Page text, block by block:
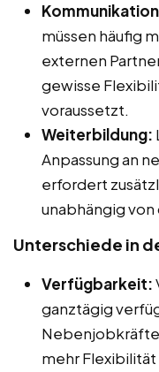
müssen häufig
externen
gewisse
voraussetzt.
Weiterbildung:
Anpassung an
erfordert
unabhängig
Unterschiede in
Verfügbarkeit:
ganztägig
mehr